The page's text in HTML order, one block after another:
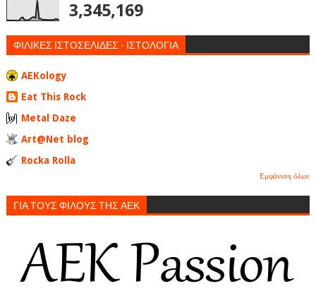
3,345,169
ΦΙΛΙΚΕΣ ΙΣΤΟΣΕΛΙΔΕΣ - ΙΣΤΟΛΟΓΙΑ
AEKology
Eat This Rock
Metal Daze
Art@Net blog
Rocka Rolla
Εμφάνιση όλων
ΓΙΑ ΤΟΥΣ ΦΙΛΟΥΣ ΤΗΣ ΑΕΚ